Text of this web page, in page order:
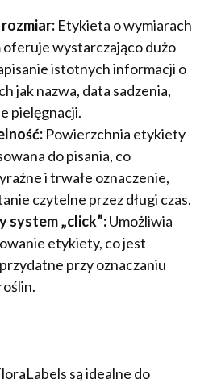
Etykieta o wymiarach
oferuje wystarczająco dużo
istotnych informacji o
jak nazwa, data sadzenia,
pielęgnacji.
Powierzchnia etykiety
do pisania, co
i trwałe oznaczenie,
czytelne przez długi czas.
system „click”:Umożliwia
etykiety, co jest
przy oznaczaniu
są idealne do